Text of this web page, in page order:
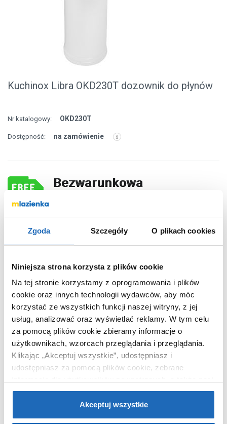
Zgoda Szczegóły O plikach cookies
Niniejsza strona korzysta z plików cookie
Na tej stronie korzystamy z oprogramowania i plików
cookie oraz innych technologii wydawców, aby móc
korzystać ze wszystkich funkcji naszej witryny, z jej
usług, analizować oraz wyświetlać reklamy. W tym celu
za pomocą plików cookie zbieramy informacje o
użytkownikach, wzorcach przeglądania i przeglądania.
Klikając „Akceptuj wszystkie”, udostępniasz i
udostępniasz za pomocą plików cookie, zebrane
partnerzy reklamowi.Jeśli chcesz, włącz „Tylko
wymagane pliki cookie”.Pamiętaj jednak, że
zablokowane niektóre pliki cookie mogą mieć wpływ na
Akceptuj wszystkie
Kuchinox Libra OKD230T dozownik do płynów
Nr katalogowy: OKD230T
Dostępność: na zamówienie
Bezwarunkowa
66,95zł
DO KOSZYKA
Wybierz wariant:
Kolor satyna
OPIS PRODUKTU